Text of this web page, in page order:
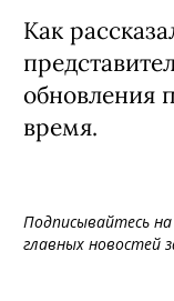
Как
обновления
время.
Подписывайтесь на
главных новостей